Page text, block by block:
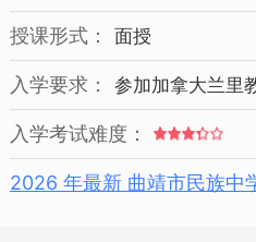
授课形式： 面授
入学要求： 参加加拿大兰里
入学考试难度：
2026 年最新 曲靖市民族中